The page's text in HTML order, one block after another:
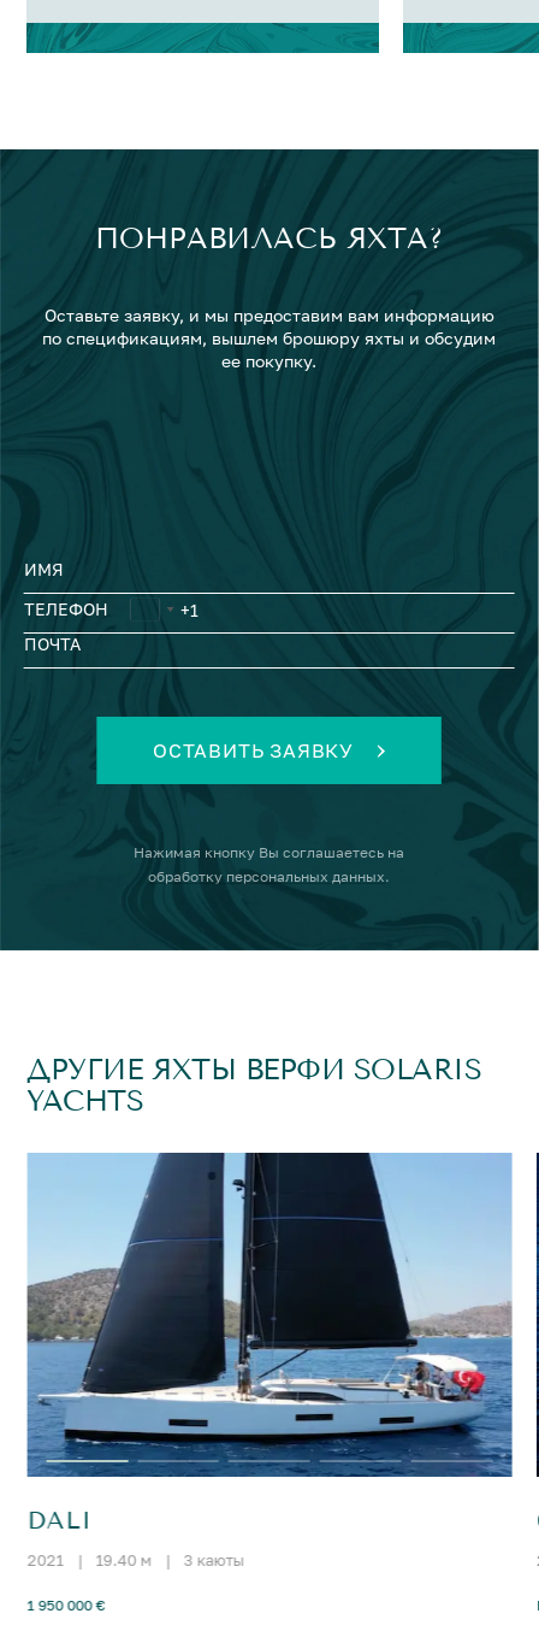
ПОНРАВИЛАСЬ ЯХТА?
Оставьте заявку, и мы предоставим вам информацию
по спецификациям, вышлем брошюру яхты и обсудим
ее покупку.
ИМЯ
ТЕЛЕФОН
ПОЧТА
ОСТАВИТЬ ЗАЯВКУ
Нажимая кнопку Вы соглашаетесь на
обработку персональных данных.
ДРУГИЕ ЯХТЫ ВЕРФИ SOLARIS
YACHTS
DALI
2021 | 19.40 м | 3 каюты
1 950 000 €